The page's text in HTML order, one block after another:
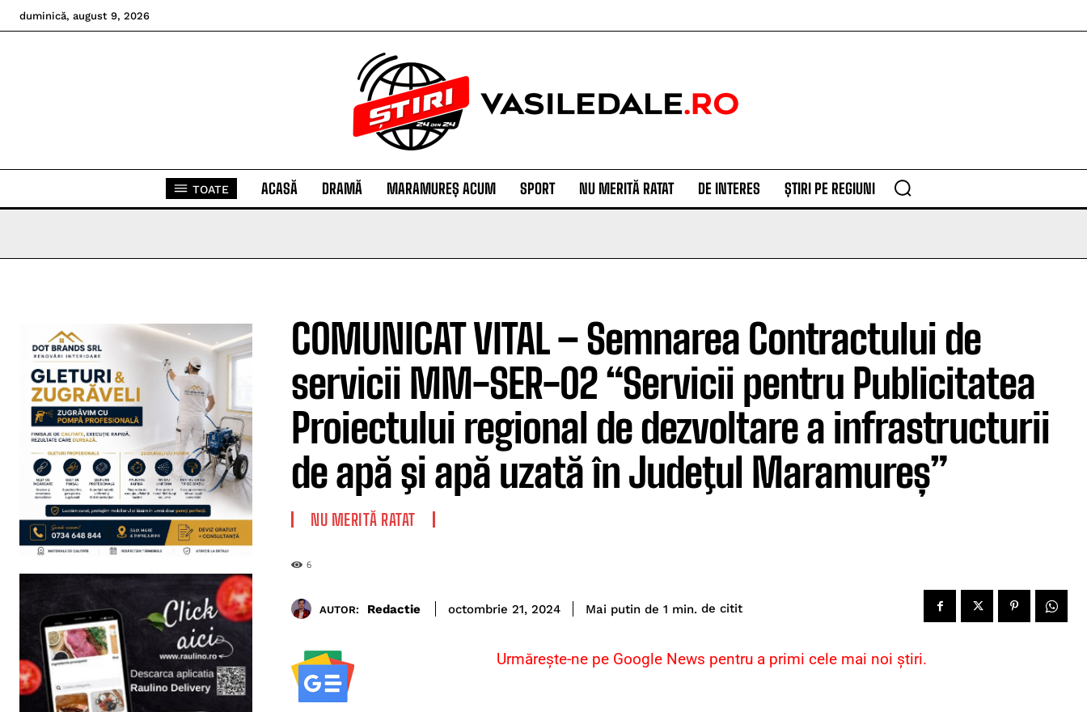
duminică, august 9, 2026
TOATE ACASĂ DRAMĂ MARAMUREȘ ACUM SPORT NU MERITĂ RATAT DE INTERES ȘTIRI PE REGIUNI
COMUNICAT VITAL – Semnarea Contractului de
servicii MM-SER-02 “Servicii pentru Publicitatea
Proiectului regional de dezvoltare a infrastructurii
de apă şi apă uzată în Judeţul Maramureș”
NU MERITĂ RATAT
6
AUTOR: Redactie octombrie 21, 2024 Mai putin de 1 min. de citit
Urmărește-ne pe Google News pentru a primi cele mai noi știri.